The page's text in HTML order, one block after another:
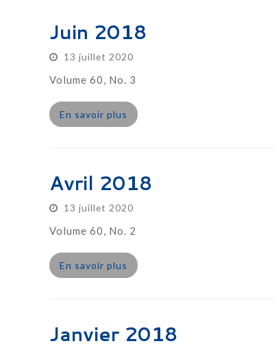
Juin 2018
13 juillet 2020
Volume 60, No. 3
En savoir plus
Avril 2018
13 juillet 2020
Volume 60, No. 2
En savoir plus
Janvier 2018